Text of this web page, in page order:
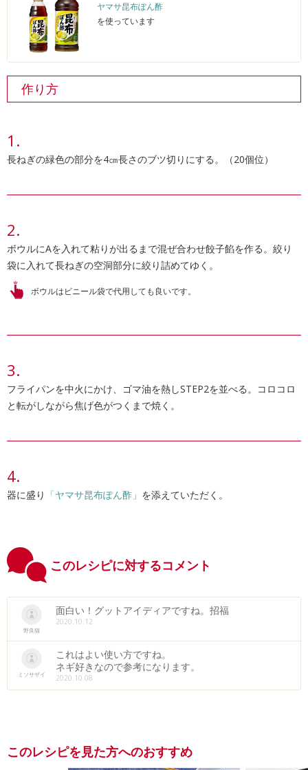
ヤマサ昆布ぽん酢
を使っています
作り方
長ねぎの緑色の部分を4㎝長さのブツ切りにする。（20個位）
ボウルにAを入れて粘りが出るまで混ぜ合わせ餃子餡を作る。絞り
袋に入れて長ねぎの空洞部分に絞り詰めてゆく。
ボウルはビニール袋で代用しても良いです。
フライパンを中火にかけ、ゴマ油を熱しSTEP2を並べる。コロコロ
と転がしながら焦げ色がつくまで焼く。
器に盛り 「ヤマサ昆布ぽん酢」 を添えていただく。
このレシピに対するコメント
野良猫
面白い！グットアイディアですね。招福
2020.10.12
ミソサザイ
これはよい使い方ですね。
ネギ好きなので参考になります。
2020.10.08
このレシピを見た方へのおすすめ